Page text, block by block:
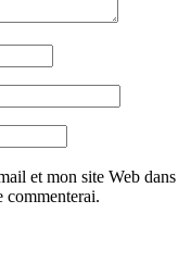
et mon site Web dans
commenterai.